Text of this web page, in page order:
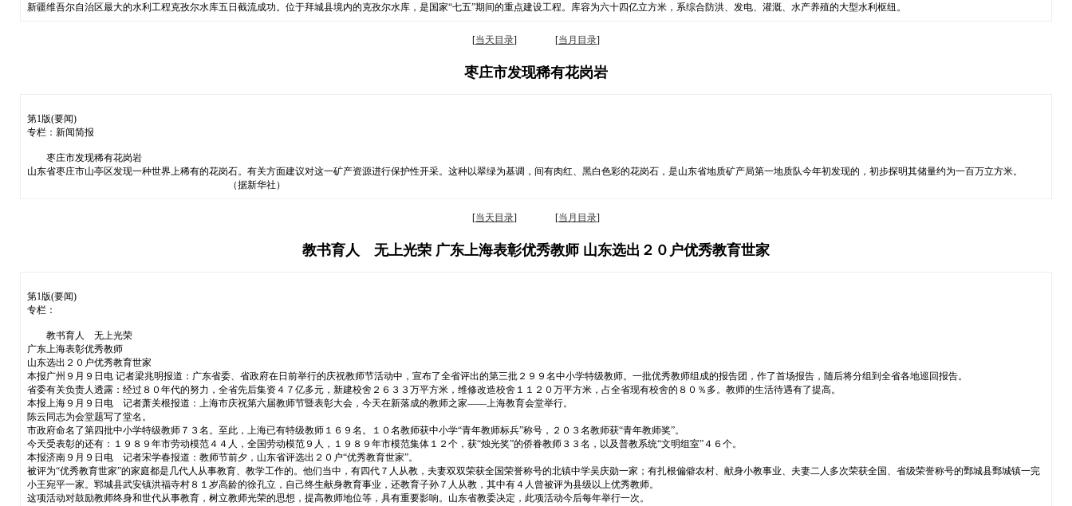
新疆维吾尔自治区最大的水利工程克孜尔水库五日截流成功。位于拜城县境内的克孜尔水库，是国家“七五”期间的重点建设工程。库容为六十四亿立方米，系综合防洪、发电、灌溉、水产养殖的大型水利枢纽。
[当天目录] [当月目录]
枣庄市发现稀有花岗岩
第1版(要闻)
专栏：新闻简报
枣庄市发现稀有花岗岩
山东省枣庄市山亭区发现一种世界上稀有的花岗石。有关方面建议对这一矿产资源进行保护性开采。这种以翠绿为基调，间有肉红、黑白色彩的花岗石，是山东省地质矿产局第一地质队今年初发现的，初步探明其储量约为一百万立方米。
（据新华社）
[当天目录] [当月目录]
教书育人 无上光荣 广东上海表彰优秀教师 山东选出２０户优秀教育世家
第1版(要闻)
专栏：
教书育人 无上光荣
广东上海表彰优秀教师
山东选出２０户优秀教育世家
本报广州９月９日电 记者梁兆明报道：广东省委、省政府在日前举行的庆祝教师节活动中，宣布了全省评出的第三批２９９名中小学特级教师。一批优秀教师组成的报告团，作了首场报告，随后将分组到全省各地巡回报告。
省委有关负责人透露：经过８０年代的努力，全省先后集资４７亿多元，新建校舍２６３３万平方米，维修改造校舍１１２０万平方米，占全省现有校舍的８０％多。教师的生活待遇有了提高。
本报上海９月９日电 记者萧关根报道：上海市庆祝第六届教师节暨表彰大会，今天在新落成的教师之家——上海教育会堂举行。
陈云同志为会堂题写了堂名。
市政府命名了第四批中小学特级教师７３名。至此，上海已有特级教师１６９名。１０名教师获中小学“青年教师标兵”称号，２０３名教师获“青年教师奖”。
今天受表彰的还有：１９８９年市劳动模范４４人，全国劳动模范９人，１９８９年市模范集体１２个，获“烛光奖”的侨眷教师３３名，以及普教系统“文明组室”４６个。
本报济南９月９日电 记者宋学春报道：教师节前夕，山东省评选出２０户“优秀教育世家”。
被评为“优秀教育世家”的家庭都是几代人从事教育、教学工作的。他们当中，有四代７人从教，夫妻双双荣获全国荣誉称号的北镇中学吴庆勋一家；有扎根偏僻农村、献身小教事业、夫妻二人多次荣获全国、省级荣誉称号的鄄城县鄄城镇一完
小王宛平一家。郓城县武安镇洪福寺村８１岁高龄的徐孔立，自己终生献身教育事业，还教育子孙７人从教，其中有４人曾被评为县级以上优秀教师。
这项活动对鼓励教师终身和世代从事教育，树立教师光荣的思想，提高教师地位等，具有重要影响。山东省教委决定，此项活动今后每年举行一次。